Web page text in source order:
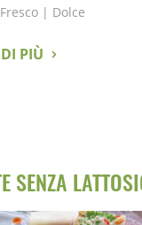
Fresco | Dolce
PIÙ
SENZA